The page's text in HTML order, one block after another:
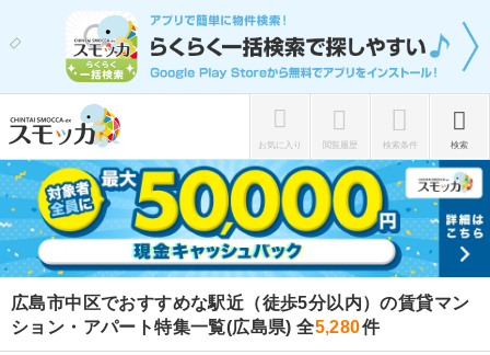
お気に入り 閲覧履歴 検索条件 検索
広島市中区でおすすめな駅近（徒歩5分以内）の賃貸マン
ション・アパート特集一覧(広島県)全5,280件